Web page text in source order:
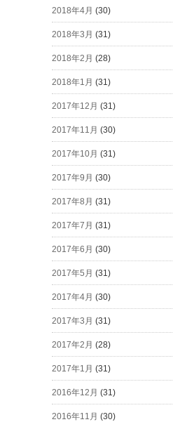
2018年4月 (30)
2018年3月 (31)
2018年2月 (28)
2018年1月 (31)
2017年12月 (31)
2017年11月 (30)
2017年10月 (31)
2017年9月 (30)
2017年8月 (31)
2017年7月 (31)
2017年6月 (30)
2017年5月 (31)
2017年4月 (30)
2017年3月 (31)
2017年2月 (28)
2017年1月 (31)
2016年12月 (31)
2016年11月 (30)